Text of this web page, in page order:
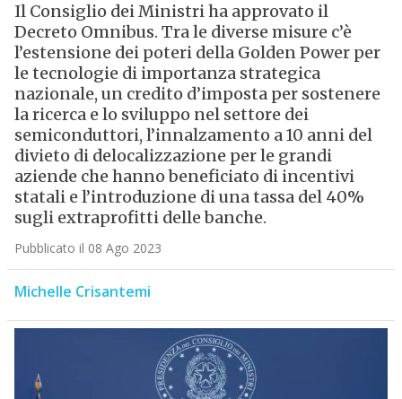
Il Consiglio dei Ministri ha approvato il
Decreto Omnibus. Tra le diverse misure c’è
l’estensione dei poteri della Golden Power per
le tecnologie di importanza strategica
nazionale, un credito d’imposta per sostenere
la ricerca e lo sviluppo nel settore dei
semiconduttori, l’innalzamento a 10 anni del
divieto di delocalizzazione per le grandi
aziende che hanno beneficiato di incentivi
statali e l’introduzione di una tassa del 40%
sugli extraprofitti delle banche.
Pubblicato il 08 Ago 2023
Michelle Crisantemi